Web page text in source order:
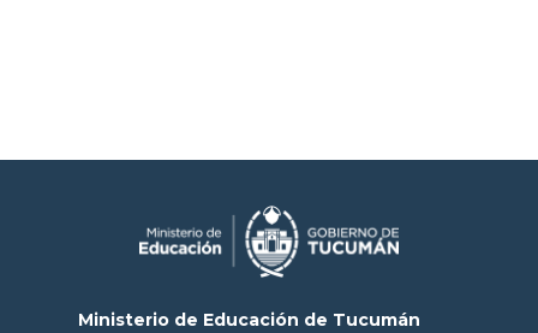
Ministerio de Educación de Tucumán